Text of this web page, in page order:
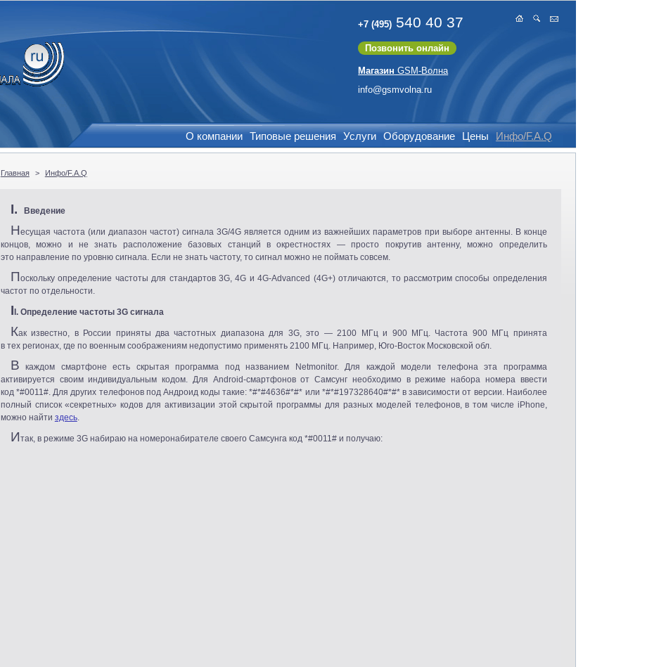
+7 (495) 540 40 37
Позвонить онлайн
Магазин GSM-Волна
info@gsmvolna.ru
О компании Типовые решения Услуги Оборудование Цены Инфо/F.A.Q
Главная > Инфо/F.A.Q
I. Введение
Несущая частота (или диапазон частот) сигнала 3G/4G является одним из важнейших параметров при выборе антенны. В конце
концов, можно и не знать расположение базовых станций в окрестностях — просто покрутив антенну, можно определить
это направление по уровню сигнала. Если не знать частоту, то сигнал можно не поймать совсем.
Поскольку определение частоты для стандартов 3G, 4G и 4G-Advanced (4G+) отличаются, то рассмотрим способы определения
частот по отдельности.
I I. Определение частоты 3G сигнала
Как известно, в России приняты два частотных диапазона для 3G, это — 2100 МГц и 900 МГц. Частота 900 МГц принята
в тех регионах, где по военным соображениям недопустимо применять 2100 МГц. Например, Юго-Восток Московской обл.
В каждом смартфоне есть скрытая программа под названием Netmonitor. Для каждой модели телефона эта программа
активируется своим индивидуальным кодом. Для Android-смартфонов от Самсунг необходимо в режиме набора номера ввести
код *#0011#. Для других телефонов под Андроид коды такие: *#*#4636#*#* или *#*#197328640#*#* в зависимости от версии. Наиболее
полный список «секретных» кодов для активизации этой скрытой программы для разных моделей телефонов, в том числе iPhone,
можно найти здесь.
Итак, в режиме 3G набираю на номеронабирателе своего Самсунга код *#0011# и получаю: